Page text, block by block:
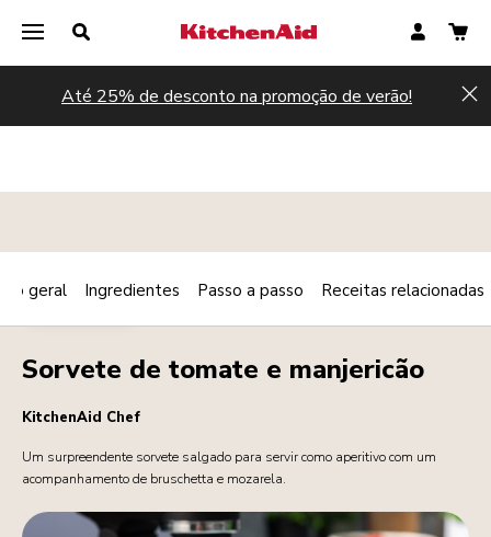
Até 25% de desconto na promoção de verão!
SOBREMESAS Print
Sorvete de tomate e manjericão
KitchenAid Chef
Um surpreendente sorvete salgado para servir como aperitivo com um
acompanhamento de bruschetta e mozarela.
geral Ingredientes Passo a passo Receitas relacionadas